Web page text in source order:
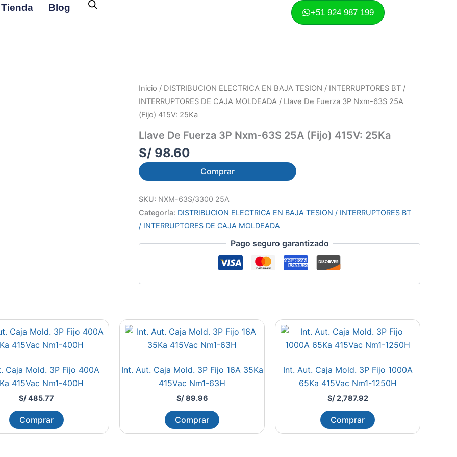
Tienda Blog +51 924 987 199
Inicio / DISTRIBUCION ELECTRICA EN BAJA TESION / INTERRUPTORES BT /
INTERRUPTORES DE CAJA MOLDEADA / Llave De Fuerza 3P Nxm-63S 25A
(Fijo) 415V: 25Ka
Llave De Fuerza 3P Nxm-63S 25A (Fijo) 415V: 25Ka
S/ 98.60
Comprar
SKU: NXM-63S/3300 25A
Categoría: DISTRIBUCION ELECTRICA EN BAJA TESION / INTERRUPTORES BT
/ INTERRUPTORES DE CAJA MOLDEADA
Pago seguro garantizado
Caja Mold. 3P Fijo 400A
415Vac Nm1-400H
S/485.77
Comprar
Int. Aut. Caja Mold. 3P Fijo 16A 35Ka
415Vac Nm1-63H
S/89.96
Comprar
Int. Aut. Caja Mold. 3P Fijo 1000A
65Ka 415Vac Nm1-1250H
S/2,787.92
Comprar